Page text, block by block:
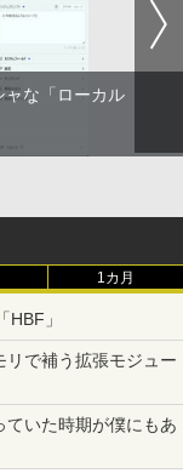
ャな「ローカル
1カ月
HBF」
リで補う拡張モジュー
いた時期が僕にもあ